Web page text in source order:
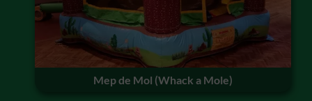
Mep de Mol (Whack a Mole)